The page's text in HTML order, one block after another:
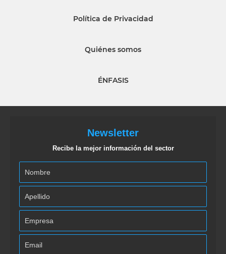
Política de Privacidad
Quiénes somos
ÉNFASIS
Newsletter
Recibe la mejor información del sector